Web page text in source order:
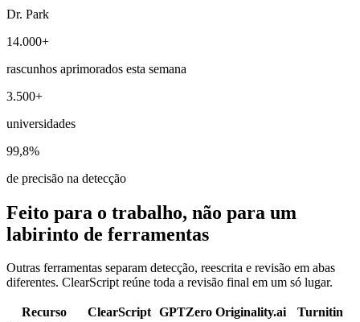
Dr. Park
14.000+
rascunhos aprimorados esta semana
3.500+
universidades
99,8%
de precisão na detecção
Feito para o trabalho, não para um
labirinto de ferramentas
Outras ferramentas separam detecção, reescrita e revisão em abas
diferentes. ClearScript reúne toda a revisão final em um só lugar.
Recurso ClearScript GPTZero Originality.ai
Turnitin